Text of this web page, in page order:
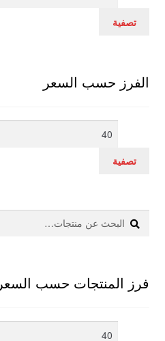
تصفية
الفرز حسب السعر
أدنى
تصفية
البحث
عن:
بحث
فرز المنتجات حسب السعر
أدنى